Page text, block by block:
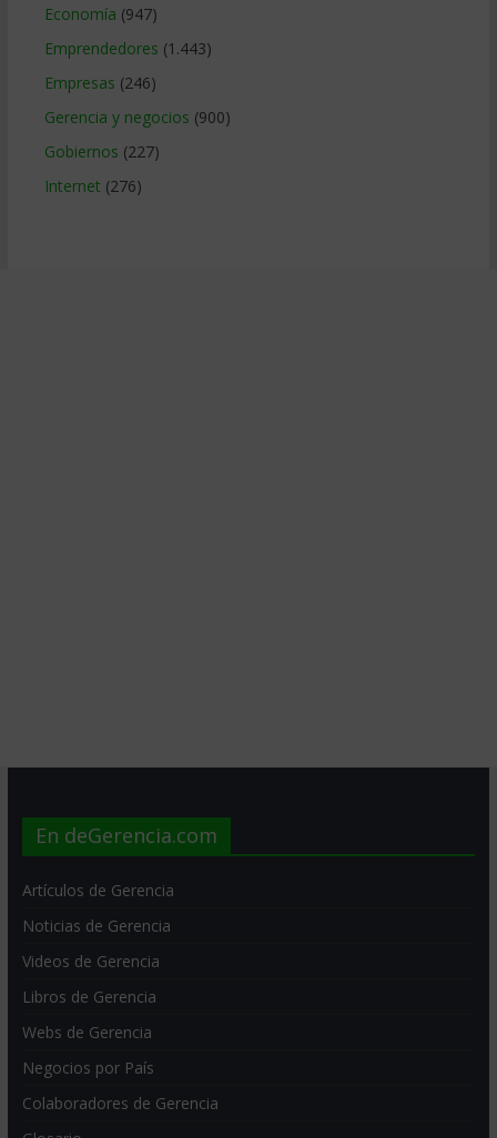
Economía (947)
Emprendedores (1.443)
Empresas (246)
Gerencia y negocios (900)
Gobiernos (227)
Internet (276)
En deGerencia.com
Artículos de Gerencia
Noticias de Gerencia
Videos de Gerencia
Libros de Gerencia
Webs de Gerencia
Negocios por País
Colaboradores de Gerencia